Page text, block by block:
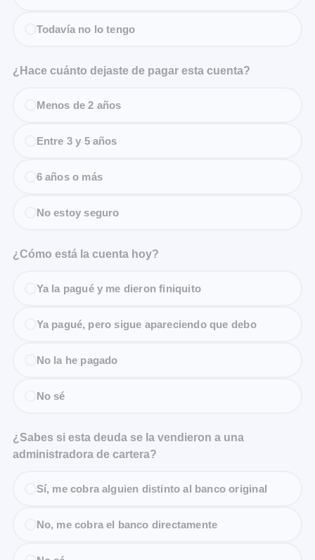
Todavía no lo tengo
¿Hace cuánto dejaste de pagar esta cuenta?
Menos de 2 años
Entre 3 y 5 años
6 años o más
No estoy seguro
¿Cómo está la cuenta hoy?
Ya la pagué y me dieron finiquito
Ya pagué, pero sigue apareciendo que debo
No la he pagado
No sé
¿Sabes si esta deuda se la vendieron a una
administradora de cartera?
Sí, me cobra alguien distinto al banco original
No, me cobra el banco directamente